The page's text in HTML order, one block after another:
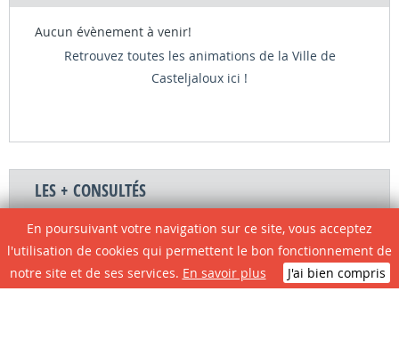
Aucun évènement à venir!
Retrouvez toutes les animations de la Ville de
Casteljaloux ici !
LES + CONSULTÉS
Circulation et
Infos travaux
Plan local
d'Urbanisme
Restauration
scolaire
Plan de ville
En poursuivant votre navigation sur ce site, vous acceptez
l'utilisation de cookies qui permettent le bon fonctionnement de
notre site et de ses services. En savoir plus J'ai bien compris